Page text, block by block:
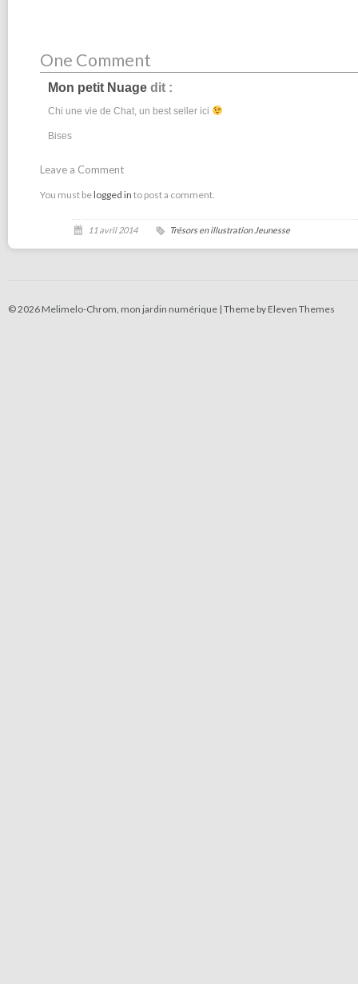
One Comment
Mon petit Nuage dit :
Chi une vie de Chat, un best seller ici
Bises
Leave a Comment
You must belogged in to post a comment.
11 avril 2014 Trésors en illustration Jeunesse
© 2026 Melimelo-Chrom, mon jardin numérique | Theme by Eleven Themes